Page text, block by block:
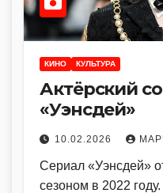
КИНО КУЛЬТУРА
Актёрский
«Уэнсдей»
10.02.2026
Сериал «Уэнсдей»
сезоном в 2022